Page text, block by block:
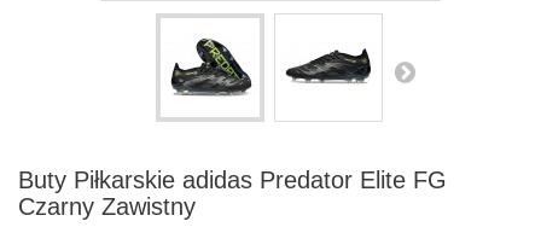
Buty Piłkarskie adidas Predator Elite FG
Czarny Zawistny